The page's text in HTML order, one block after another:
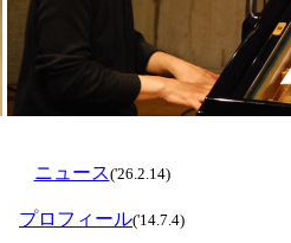
ニュース('26.2.14)
プロフィール('14.7.4)